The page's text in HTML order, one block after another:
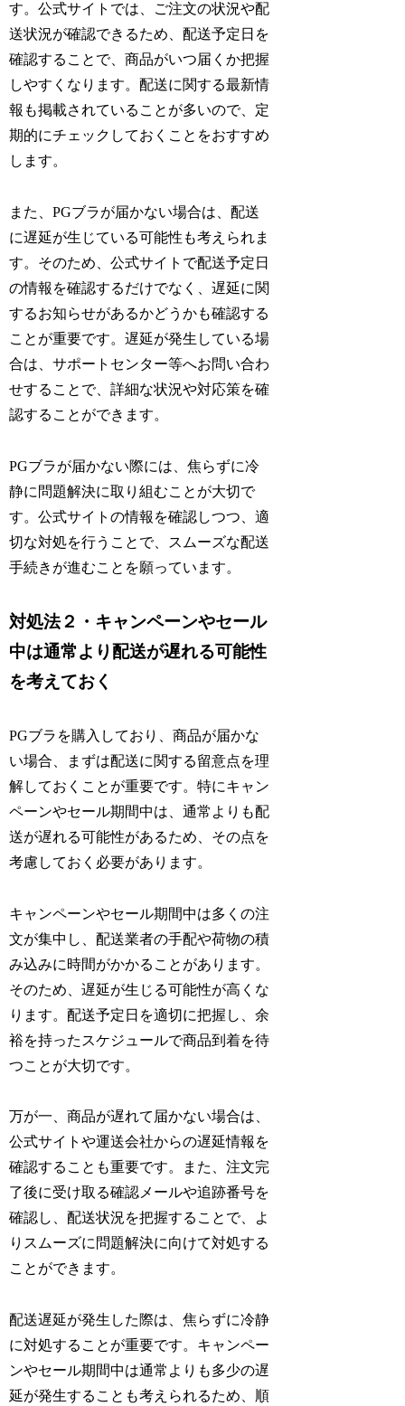
す。公式サイトでは、ご注文の状況や配
送状況が確認できるため、配送予定日を
確認することで、商品がいつ届くか把握
しやすくなります。配送に関する最新情
報も掲載されていることが多いので、定
期的にチェックしておくことをおすすめ
します。
また、PGブラが届かない場合は、配送
に遅延が生じている可能性も考えられま
す。そのため、公式サイトで配送予定日
の情報を確認するだけでなく、遅延に関
するお知らせがあるかどうかも確認する
ことが重要です。遅延が発生している場
合は、サポートセンター等へお問い合わ
せすることで、詳細な状況や対応策を確
認することができます。
PGブラが届かない際には、焦らずに冷
静に問題解決に取り組むことが大切で
す。公式サイトの情報を確認しつつ、適
切な対処を行うことで、スムーズな配送
手続きが進むことを願っています。
対処法２・キャンペーンやセール
中は通常より配送が遅れる可能性
を考えておく
PGブラを購入しており、商品が届かな
い場合、まずは配送に関する留意点を理
解しておくことが重要です。特にキャン
ペーンやセール期間中は、通常よりも配
送が遅れる可能性があるため、その点を
考慮しておく必要があります。
キャンペーンやセール期間中は多くの注
文が集中し、配送業者の手配や荷物の積
み込みに時間がかかることがあります。
そのため、遅延が生じる可能性が高くな
ります。配送予定日を適切に把握し、余
裕を持ったスケジュールで商品到着を待
つことが大切です。
万が一、商品が遅れて届かない場合は、
公式サイトや運送会社からの遅延情報を
確認することも重要です。また、注文完
了後に受け取る確認メールや追跡番号を
確認し、配送状況を把握することで、よ
りスムーズに問題解決に向けて対処する
ことができます。
配送遅延が発生した際は、焦らずに冷静
に対処することが重要です。キャンペー
ンやセール期間中は通常よりも多少の遅
延が発生することも考えられるため、順